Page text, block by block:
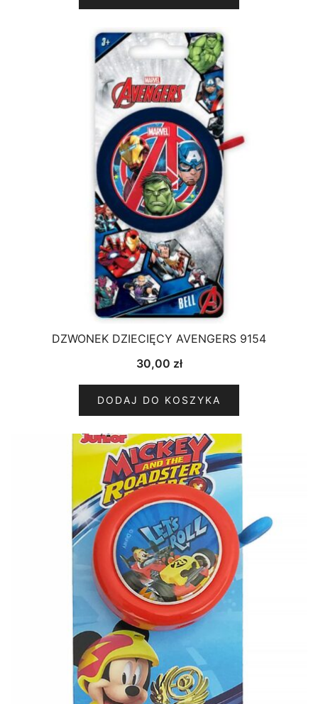
DZWONEK DZIECIĘCY AVENGERS 9154
30,00 zł
DODAJ DO KOSZYKA